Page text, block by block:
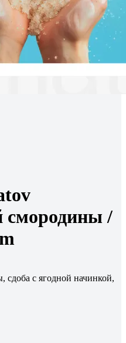
смородины /
с ягодной начинкой,